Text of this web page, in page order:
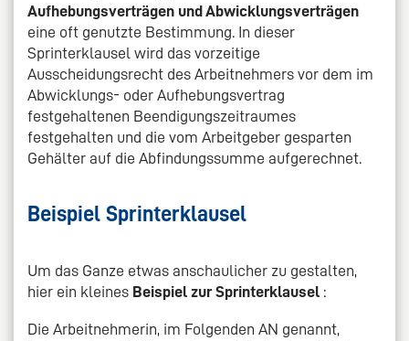
Aufhebungsverträgen und Abwicklungsverträgen
eine oft genutzte Bestimmung. In dieser
Sprinterklausel wird das vorzeitige
Ausscheidungsrecht des Arbeitnehmers vor dem im
Abwicklungs- oder Aufhebungsvertrag
festgehaltenen Beendigungszeitraumes
festgehalten und die vom Arbeitgeber gesparten
Gehälter auf die Abfindungssumme aufgerechnet.
Beispiel Sprinterklausel
Um das Ganze etwas anschaulicher zu gestalten,
hier ein kleines Beispiel zur Sprinterklausel :
Die Arbeitnehmerin, im Folgenden AN genannt,